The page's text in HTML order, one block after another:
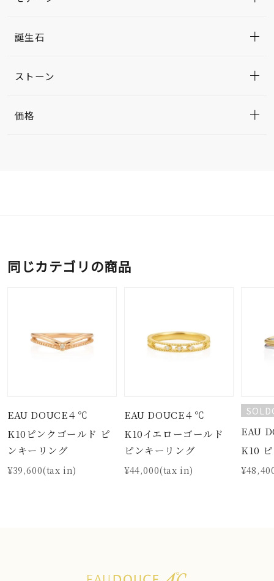
誕生石
ストーン
価格
同じカテゴリの商品
EAU DOUCE４℃
K10ピンクゴールド ピ
ンキーリング
¥39,600(tax in)
EAU DOUCE４℃
K10イエローゴールド
ピンキーリング
¥44,000(tax in)
EAU
K10